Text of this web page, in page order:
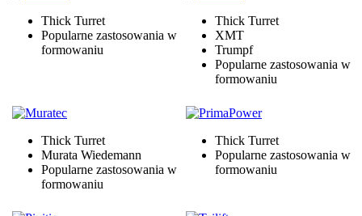
Thick Turret
Popularne zastosowania w
formowaniu
Thick Turret
XMT
Trumpf
Popularne zastosowania w
formowaniu
Thick Turret
Murata Wiedemann
Popularne zastosowania w
formowaniu
Thick Turret
Popularne zastosowania w
formowaniu